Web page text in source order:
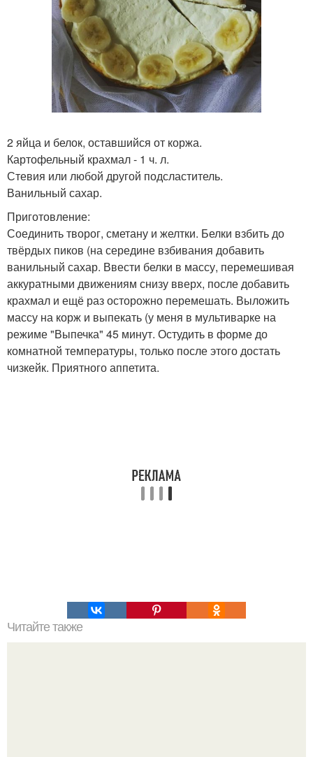
2 яйца и белок, оставшийся от коржа.
Картофельный крахмал - 1 ч. л.
Стевия или любой другой подсластитель.
Ванильный сахар.
Приготовление:
Соединить творог, сметану и желтки. Белки взбить до
твёрдых пиков (на середине взбивания добавить
ванильный сахар. Ввести белки в массу, перемешивая
аккуратными движениям снизу вверх, после добавить
крахмал и ещё раз осторожно перемешать. Выложить
массу на корж и выпекать (у меня в мультиварке на
режиме "Выпечка" 45 минут. Остудить в форме до
комнатной температуры, только после этого достать
чизкейк. Приятного аппетита.
Читайте также